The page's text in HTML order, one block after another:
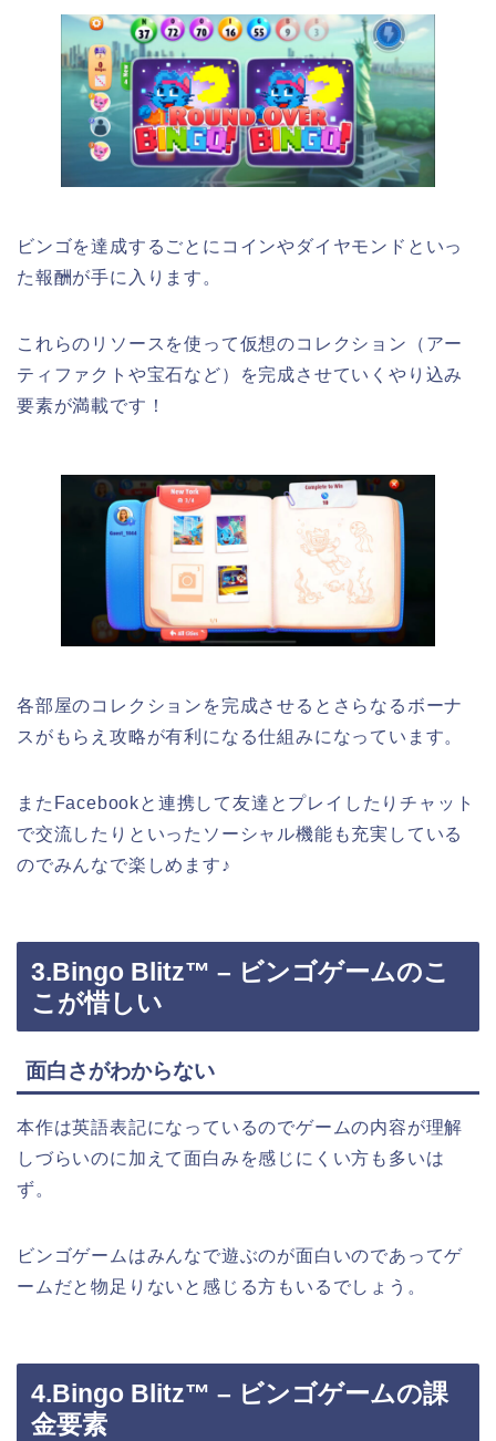
ビンゴを達成するごとにコインやダイヤモンドといっ
た報酬が手に入ります。
これらのリソースを使って仮想のコレクション（アー
ティファクトや宝石など）を完成させていくやり込み
要素が満載です！
各部屋のコレクションを完成させるとさらなるボーナ
スがもらえ攻略が有利になる仕組みになっています。
またFacebookと連携して友達とプレイしたりチャット
で交流したりといったソーシャル機能も充実している
のでみんなで楽しめます♪
3.Bingo Blitz™ – ビンゴゲームのこ
こが惜しい
面白さがわからない
本作は英語表記になっているのでゲームの内容が理解
しづらいのに加えて面白みを感じにくい方も多いは
ず。
ビンゴゲームはみんなで遊ぶのが面白いのであってゲ
ームだと物足りないと感じる方もいるでしょう。
4.Bingo Blitz™ – ビンゴゲームの課
金要素